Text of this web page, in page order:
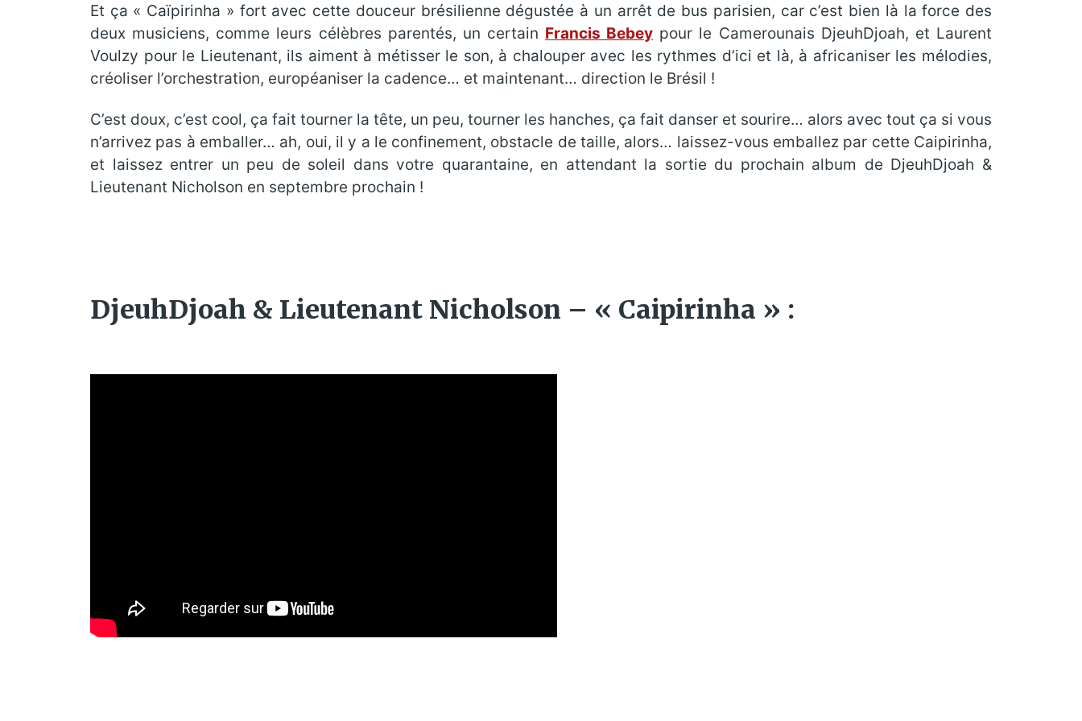
Et ça « Caïpirinha » fort avec cette douceur brésilienne dégustée à un arrêt de bus parisien, car c’est bien là la force des
deux musiciens, comme leurs célèbres parentés, un certain Francis Bebey pour le Camerounais DjeuhDjoah, et Laurent
Voulzy pour le Lieutenant, ils aiment à métisser le son, à chalouper avec les rythmes d’ici et là, à africaniser les mélodies,
créoliser l’orchestration, européaniser la cadence… et maintenant… direction le Brésil !
C’est doux, c’est cool, ça fait tourner la tête, un peu, tourner les hanches, ça fait danser et sourire… alors avec tout ça si vous
n’arrivez pas à emballer… ah, oui, il y a le confinement, obstacle de taille, alors… laissez-vous emballez par cette Caipirinha,
et laissez entrer un peu de soleil dans votre quarantaine, en attendant la sortie du prochain album de DjeuhDjoah &
Lieutenant Nicholson en septembre prochain !
DjeuhDjoah & Lieutenant Nicholson – « Caipirinha » :